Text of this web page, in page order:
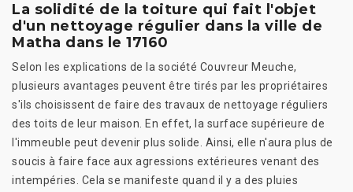
La solidité de la toiture qui fait l'objet
d'un nettoyage régulier dans la ville de
Matha dans le 17160
Selon les explications de la société Couvreur Meuche,
plusieurs avantages peuvent être tirés par les propriétaires
s'ils choisissent de faire des travaux de nettoyage réguliers
des toits de leur maison. En effet, la surface supérieure de
l'immeuble peut devenir plus solide. Ainsi, elle n'aura plus de
soucis à faire face aux agressions extérieures venant des
intempéries. Cela se manifeste quand il y a des pluies